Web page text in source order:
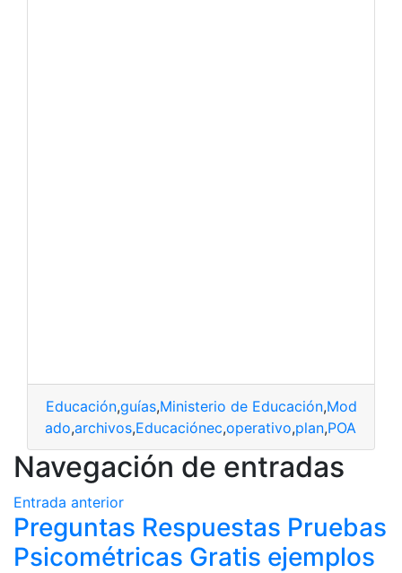
Educación,guías,Ministerio de Educación,Modelos
,archivos,Educaciónec,operativo,plan,POA
Navegación de entradas
Entrada anterior
Preguntas Respuestas Pruebas
Psicométricas Gratis ejemplos